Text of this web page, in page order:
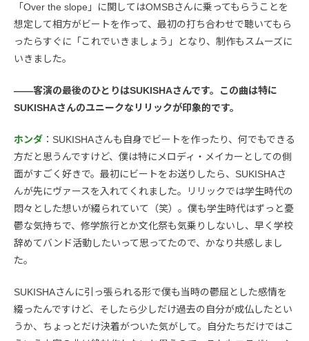
「Over the slope」に関してはOMSBさんに乗ってもらうことを
想定して相方がビートを作って、最初の打ち合わせで聴いてもら
ったらすぐに「これでいきましょう」となり、制作もスムーズに
いきました。
――客演の最後のひとりはSUKISHAさんです。この曲は特に
SUKISHAさんのユニークなリリックが印象的です。
ホンダ ：SUKISHAさんも自身でビートを作ったり、何でもできる
方だと思うんですけど、僕は特にメロディ・メイカーとしての側
面がすごく好きで。最初にビートをお送りしたら、SUKISHAさ
んが先にヴァースを入れてくれました。リリックでは学生時代の
悶々とした想いが綴られていて（笑）。僕も学生時代はずっと憂
鬱な気持ちで、修学旅行とか文化祭も気乗りしないし、早く学校
辞めてバンド活動したいって思ってたので、かなり共感しまし
た。
SUKISHAさんに引っ張られる形で僕も当時の鬱屈とした感情を
綴ったんですけど、そしたら少しだけ過去の自分が成仏したとい
うか、ちょっとだけ決着がついた気がして。自分たちだけではこ